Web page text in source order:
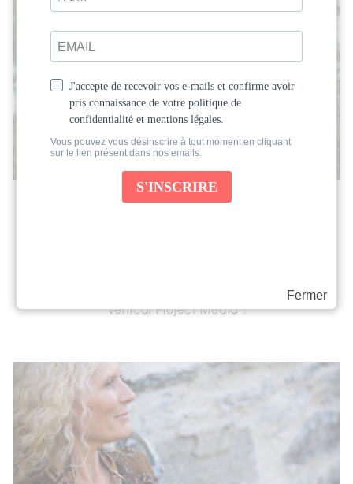
Découvrez et expérimentez les
“Connexions Extraordinaires” organisé par
Vertical Project Média !
Fermer